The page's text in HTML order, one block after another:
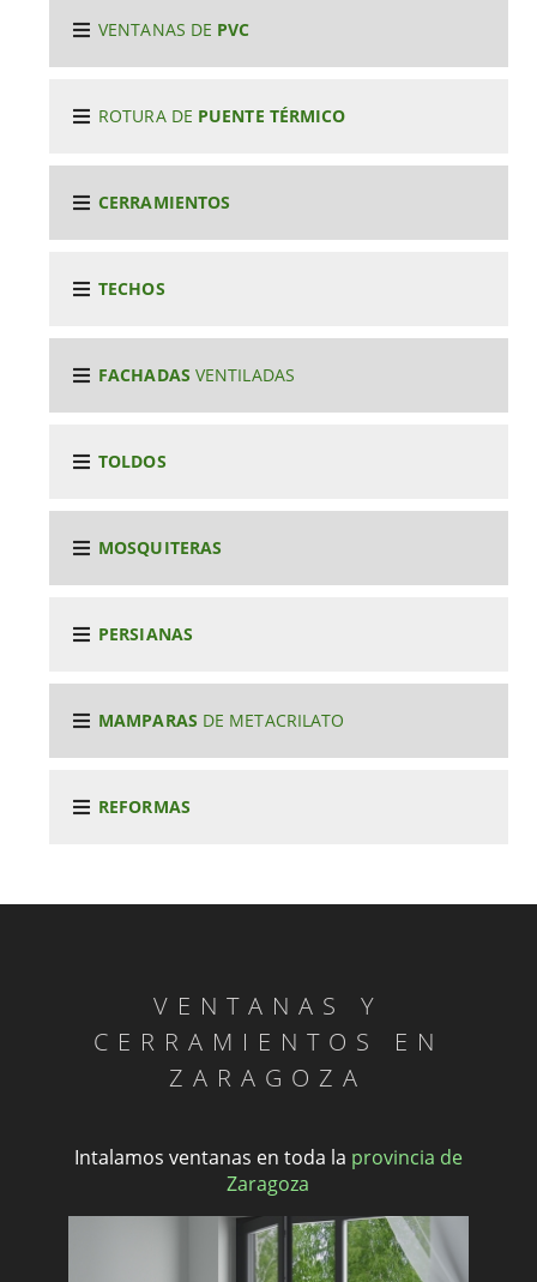
VENTANAS DE PVC
ROTURA DE PUENTE TÉRMICO
CERRAMIENTOS
TECHOS
FACHADAS VENTILADAS
TOLDOS
MOSQUITERAS
PERSIANAS
MAMPARAS DE METACRILATO
REFORMAS
VENTANAS Y
CERRAMIENTOS EN
ZARAGOZA
Intalamos ventanas en toda la provincia de
Zaragoza